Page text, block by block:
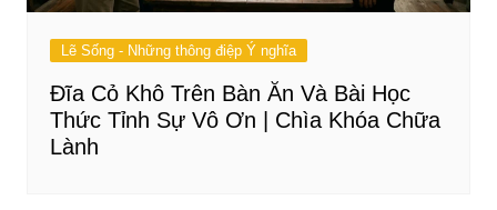
Lẽ Sống - Những thông điệp Ý nghĩa
Đĩa Cỏ Khô Trên Bàn Ăn Và Bài Học
Thức Tỉnh Sự Vô Ơn | Chìa Khóa Chữa
Lành